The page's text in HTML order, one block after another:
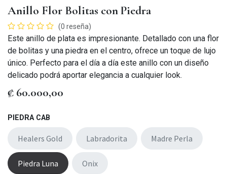
Anillo Flor Bolitas con Piedra
(0 reseña)
Este anillo de plata es impresionante. Detallado con una flor
de bolitas y una piedra en el centro, ofrece un toque de lujo
único. Perfecto para el día a día este anillo con un diseño
delicado podrá aportar elegancia a cualquier look.
₡ 60.000,00
PIEDRA CAB
Healers Gold Labradorita Madre Perla
Piedra Luna Onix